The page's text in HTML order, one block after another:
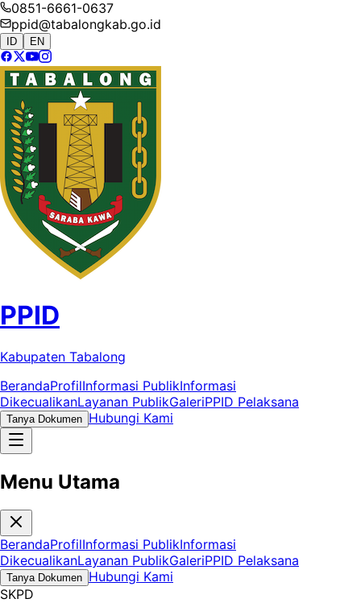
0851-6661-0637
ppid@tabalongkab.go.id
ID EN
PPID
Kabupaten Tabalong
BerandaProfilInformasi PublikInformasi
DikecualikanLayanan PublikGaleriPPID Pelaksana
Tanya Dokumen Hubungi Kami
Menu Utama
BerandaProfilInformasi PublikInformasi
DikecualikanLayanan PublikGaleriPPID Pelaksana
Tanya Dokumen Hubungi Kami
SKPD